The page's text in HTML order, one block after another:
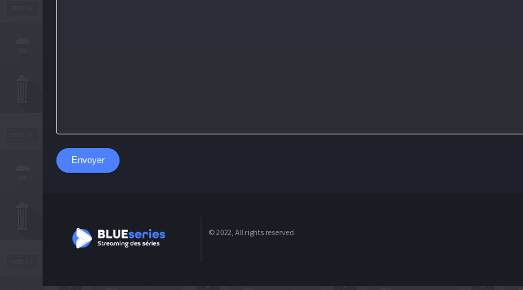
Envoyer
© 2022, All rights reserved